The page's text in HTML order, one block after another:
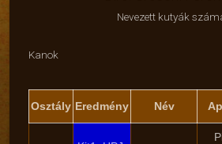
Nevezett kutyák
Kanok
Osztály Eredmény Név